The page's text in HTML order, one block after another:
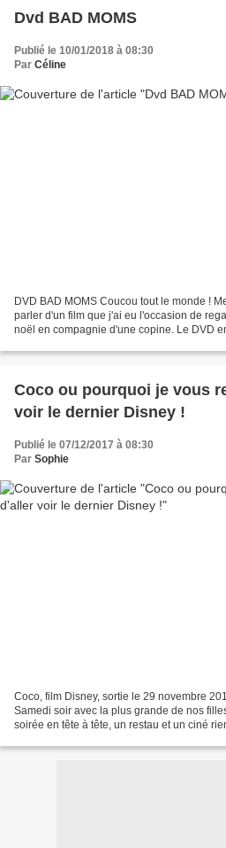
Dvd BAD MOMS
Publié le 10/01/2018 à 08:30
Par Céline
DVD BAD MOMS Coucou tout le monde !
parler d'un film que j'ai eu l'occasion de
noël en compagnie d'une copine. Le DVD
Coco ou pourquoi je vous
voir le dernier Disney !
Publié le 07/12/2017 à 08:30
Par Sophie
Coco, film Disney, sortie le 29 novembre
Samedi soir avec la plus grande de nos
soirée en tête à tête, un restau et un ciné